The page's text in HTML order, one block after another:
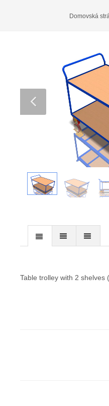
Domovská
Table trolley with 2 shelves